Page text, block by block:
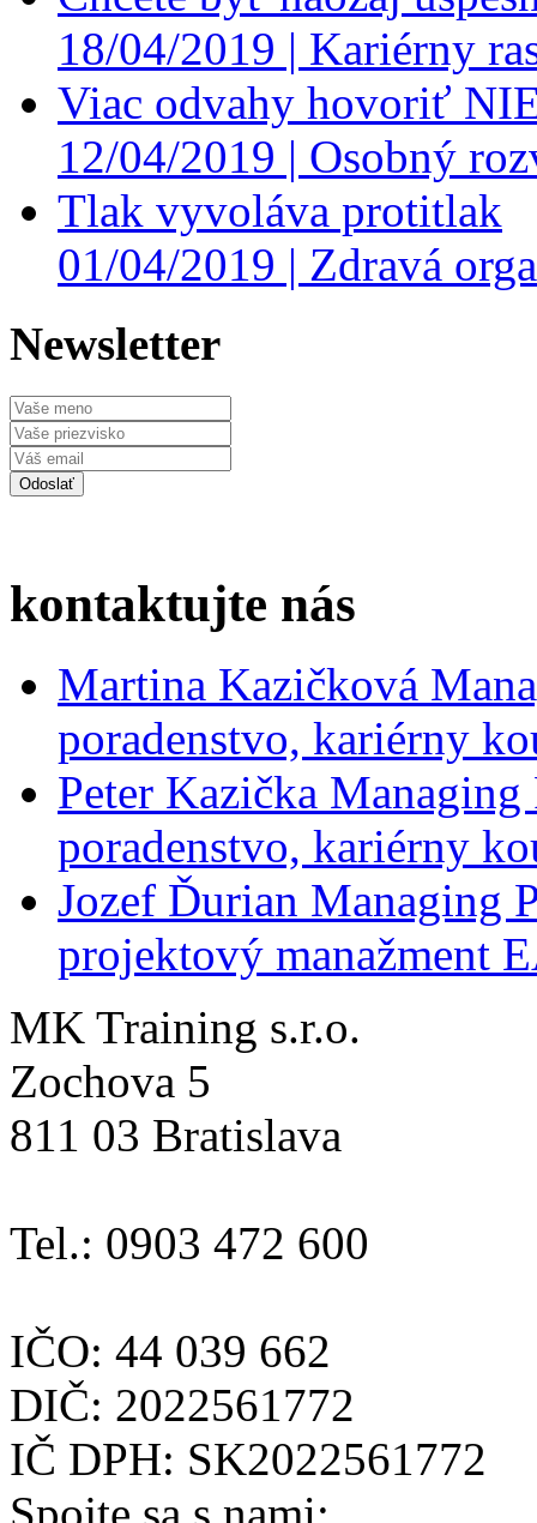
18/04/2019 | Kariérny
Viac odvahy hovoriť
12/04/2019 | Osobný
Tlak vyvoláva protitlak
01/04/2019 | Zdravá
Newsletter
kontaktujte nás
Martina Kazičková
poradenstvo, kariérny
Peter Kazička
poradenstvo, kariérny
Jozef Ďurian Managing
projektový manažment
MK Training s.r.o.
Zochova 5
811 03 Bratislava
Tel.: 0903 472 600
IČO: 44 039 662
DIČ: 2022561772
IČ DPH: SK2022561772
Spojte sa s nami: